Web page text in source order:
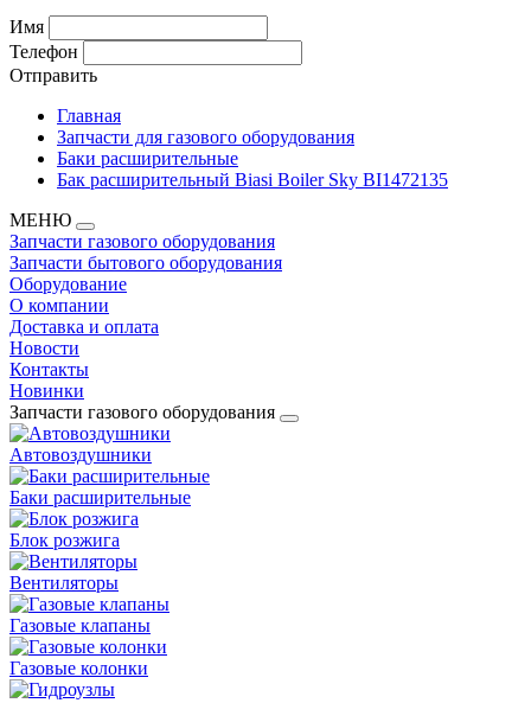
Имя
Телефон
Отправить
Главная
Запчасти для газового оборудования
Баки расширительные
Бак расширительный Biasi Boiler Sky BI1472135
МЕНЮ
Запчасти газового оборудования
Запчасти бытового оборудования
Оборудование
О компании
Доставка и оплата
Новости
Контакты
Новинки
Запчасти газового оборудования
Автовоздушники
Баки расширительные
Блок розжига
Вентиляторы
Газовые клапаны
Газовые колонки